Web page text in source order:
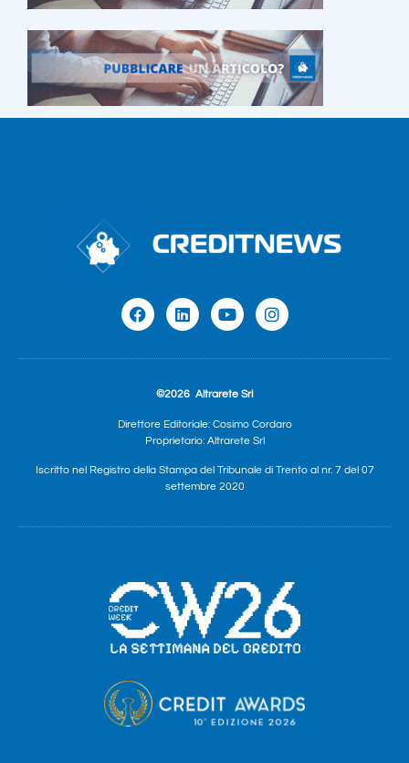
©2026 Altrarete Srl
Direttore Editoriale: Cosimo Cordaro
Proprietario: Altrarete Srl
Iscritto nel Registro della Stampa del Tribunale di Trento al nr. 7 del 07
settembre 2020